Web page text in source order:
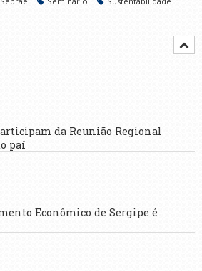
da Reunião Regional
paí
Econômico de Sergipe é